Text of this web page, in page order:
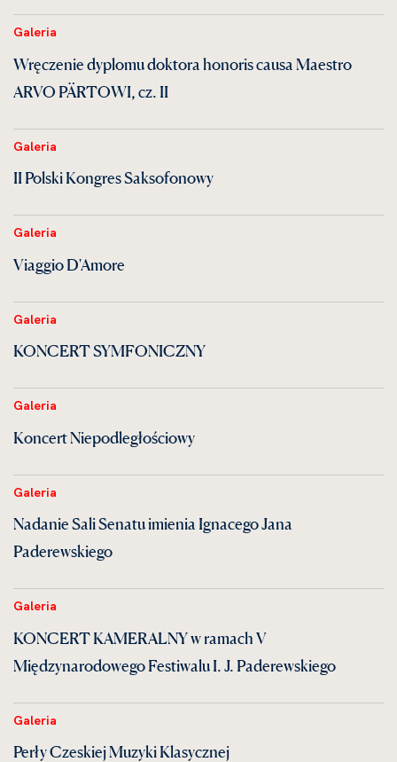
Galeria
Wręczenie dyplomu doktora honoris causa Maestro
ARVO PÄRTOWI, cz. II
Galeria
II Polski Kongres Saksofonowy
Galeria
Viaggio D'Amore
Galeria
KONCERT SYMFONICZNY
Galeria
Koncert Niepodległościowy
Galeria
Nadanie Sali Senatu imienia Ignacego Jana
Paderewskiego
Galeria
KONCERT KAMERALNY w ramach V
Międzynarodowego Festiwalu I. J. Paderewskiego
Galeria
Perły Czeskiej Muzyki Klasycznej